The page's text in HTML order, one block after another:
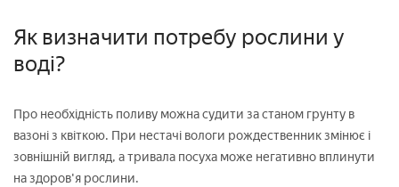
Як визначити потребу рослини у
воді?
Про необхідність поливу можна судити за станом грунту в
вазоні з квіткою. При нестачі вологи рождественник змінює і
зовнішній вигляд, а тривала посуха може негативно вплинути
на здоров'я рослини.